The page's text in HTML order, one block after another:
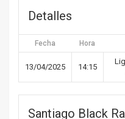
Detalles
Fecha Hora
13/04/2025 14:15
Santiago Black